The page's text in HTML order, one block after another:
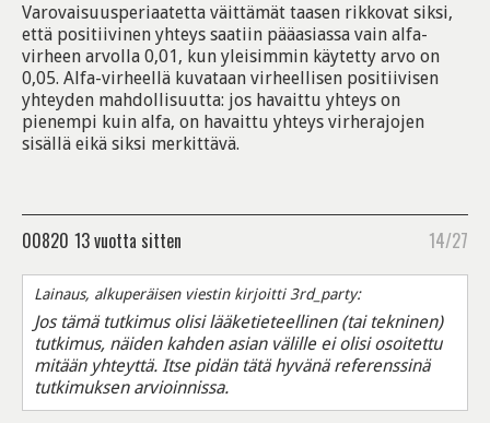
Varovaisuusperiaatetta väittämät taasen rikkovat siksi,
että positiivinen yhteys saatiin pääasiassa vain alfa-
virheen arvolla 0,01, kun yleisimmin käytetty arvo on
0,05. Alfa-virheellä kuvataan virheellisen positiivisen
yhteyden mahdollisuutta: jos havaittu yhteys on
pienempi kuin alfa, on havaittu yhteys virherajojen
sisällä eikä siksi merkittävä.
00820 13 vuotta sitten 14/27
Lainaus, alkuperäisen viestin kirjoitti 3rd_party:
Jos tämä tutkimus olisi lääketieteellinen (tai tekninen)
tutkimus, näiden kahden asian välille ei olisi osoitettu
mitään yhteyttä. Itse pidän tätä hyvänä referenssinä
tutkimuksen arvioinnissa.